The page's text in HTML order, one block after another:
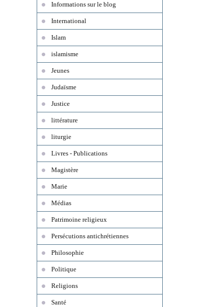
Informations sur le blog
International
Islam
islamisme
Jeunes
Judaïsme
Justice
littérature
liturgie
Livres - Publications
Magistère
Marie
Médias
Patrimoine religieux
Persécutions antichrétiennes
Philosophie
Politique
Religions
Santé